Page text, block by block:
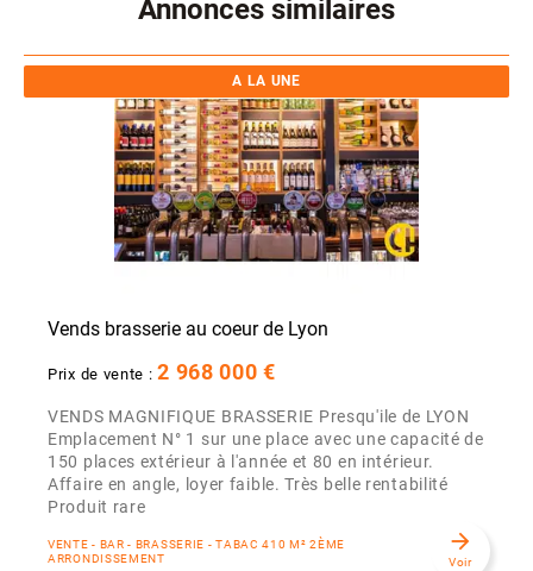
Annonces similaires
A LA UNE
Vends brasserie au coeur de Lyon
Prix de vente :2 968 000 €
VENDS MAGNIFIQUE BRASSERIE Presqu'ile de LYON
Emplacement N° 1 sur une place avec une capacité de
150 places extérieur à l'année et 80 en intérieur.
Affaire en angle, loyer faible. Très belle rentabilité
Produit rare
VENTE - BAR - BRASSERIE - TABAC 410 M² 2ÈME
ARRONDISSEMENT
arrow_forward
Voir